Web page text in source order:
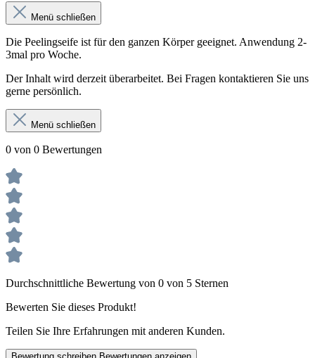
Menü schließen
Die Peelingseife ist für den ganzen Körper geeignet. Anwendung 2-
3mal pro Woche.
Der Inhalt wird derzeit überarbeitet. Bei Fragen kontaktieren Sie uns
gerne persönlich.
Menü schließen
0 von 0 Bewertungen
Durchschnittliche Bewertung von 0 von 5 Sternen
Bewerten Sie dieses Produkt!
Teilen Sie Ihre Erfahrungen mit anderen Kunden.